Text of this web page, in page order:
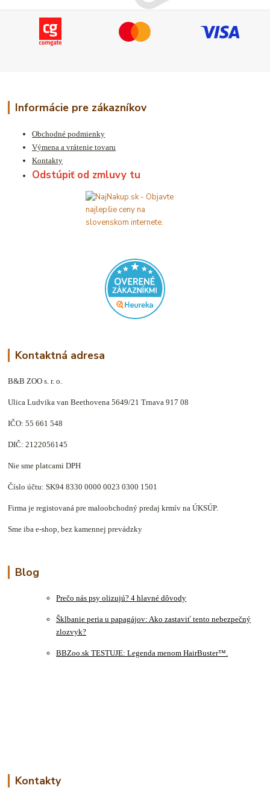
Informácie pre zákazníkov
Obchodné podmienky
Výmena a vrátenie tovaru
Kontakty
Odstúpiť od zmluvy tu
Kontaktná adresa
B&B ZOO s. r. o.
Ulica Ludvika van Beethovena 5649/21 Trnava 917 08
IČO: 55 661 548
DIČ: 2122056145
Nie sme platcami DPH
Číslo účtu: SK94 8330 0000 0023 0300 1501
Firma je registovaná pre maloobchodný predaj krmív na ÚKSÚP.
Sme iba e-shop, bez kamennej prevádzky
Blog
Prečo nás psy olizujú? 4 hlavné dôvody
Šklbanie peria u papagájov: Ako zastaviť tento nebezpečný
zlozvyk?
BBZoo.sk TESTUJE: Legenda menom HairBuster™.
Kontakty